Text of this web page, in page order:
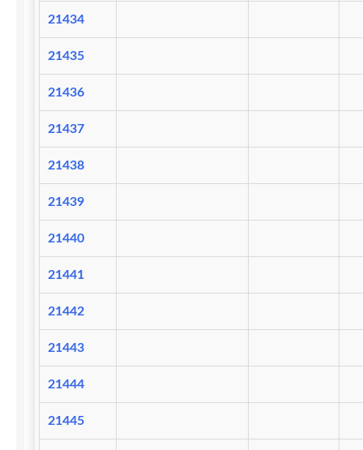
21434
21435
21436
21437
21438
21439
21440
21441
21442
21443
21444
21445